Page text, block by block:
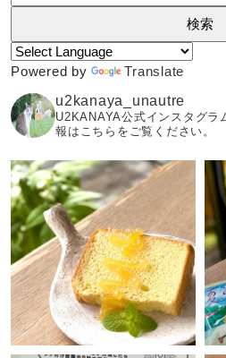
Powered by
Translate
u2kanaya_unautre
U2KANAYA公式インスタグラ
報はこちらをご覧ください。